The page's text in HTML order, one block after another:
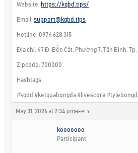
Website: https://kqbd.tips/
Email:support@kqbd.tips
Hotline: 0974 628 315
Địa chỉ: 47 Đ. Bến Cát, Phường 7, Tân Bình,
Zipcode: 700000
Hashtags
#kqbd #ketquabongda #livescore
May 31, 2026 at 2:34 pm REPLY
kooooooo
Participant